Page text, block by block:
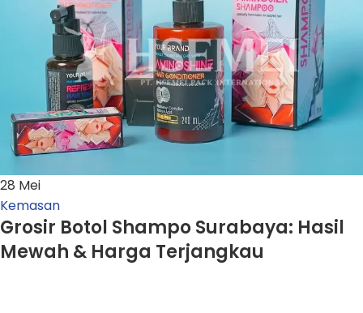
28 Mei
Kemasan
Grosir Botol Shampo Surabaya: Hasil
Mewah & Harga Terjangkau